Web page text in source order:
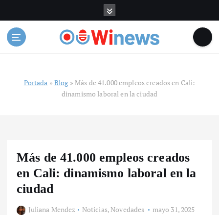
n
Portada »Blog»Más de 41.000 empleos creados en Cali:
dinamismo laboral en la ciudad
Más de 41.000 empleos creados
en Cali: dinamismo laboral en la
ciudad
Juliana Mendez Noticias,Novedades mayo 31, 2025